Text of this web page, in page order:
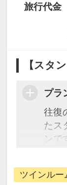
旅行代金
【スタ
プラ
往復
たス
ンで
でき
ら、
ツインルー